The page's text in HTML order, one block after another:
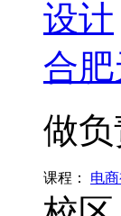
合
做
课程： 电